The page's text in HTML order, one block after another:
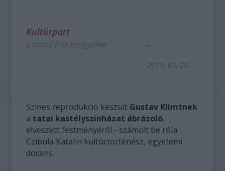
Kultúrpart
a szerző friss bejegyzései
2013. 03. 20.
Színes reprodukció készült Gustav Klimtnek
a tatai kastélyszínházat ábrázoló,
elveszett festményéről - számolt be róla
Czibula Katalin kultúrtörténész, egyetemi
docens.